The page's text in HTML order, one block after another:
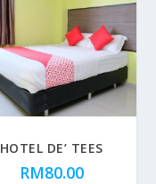
HOTEL DE’ TEES
RM80.00